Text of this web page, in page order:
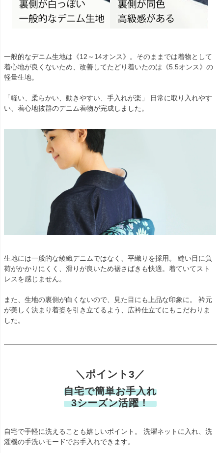
一般的なデニム生地は《12～14オンス》。そのままでは着物として
着心地が良くないため、改善してたどり着いたのは《5.5オンス》の
軽量生地。
「軽い、柔らかい、動きやすい、手入れが楽」 日常に取り入れやす
い、着心地抜群のデニム着物が完成しました。
生地には一般的な綾織デニムではなく、平織りを採用。 縫い目に負
荷がかかりにくく、滑りが良いため裾さばきも快適。着ていてスト
レスを感じません。
また、生地の裏側が白くないので、見た目にも上品な印象に。 衿元
が美しく決まり着姿を引き立てるよう、広衿仕立てにもこだわりま
した。
＼ポイント3／
自宅で簡単お手入れ
3シーズン活躍！
自宅で手軽に洗えることも嬉しいポイント。 洗濯ネットに入れ、洗
濯機の手洗いモードでお手入れできます。